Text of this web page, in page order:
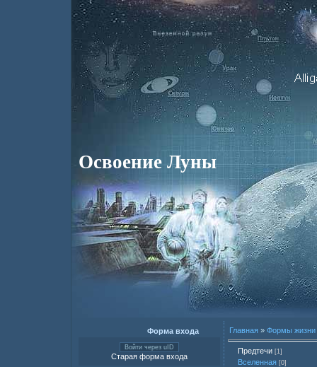
Освоение Луны
Форма входа
Войти через uID
Старая форма входа
Главная » Формы жизни
Предтечи [1]
Вселенная [0]